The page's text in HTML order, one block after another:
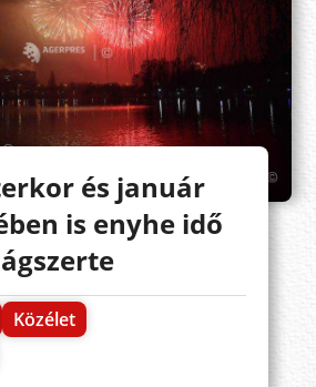
és január
is enyhe idő
Közélet